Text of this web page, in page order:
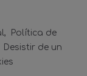
Política de
Desistir de un